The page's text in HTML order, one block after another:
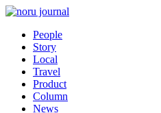
People
Story
Local
Travel
Product
Column
News